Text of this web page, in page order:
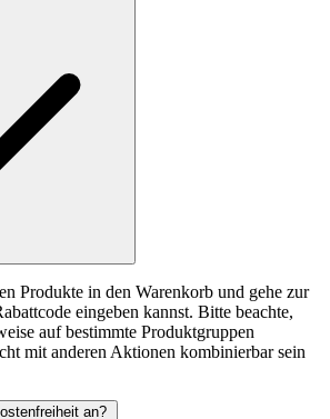
Produkte in den Warenkorb und gehe zur
eingeben kannst. Bitte beachte,
auf bestimmte Produktgruppen
mit anderen Aktionen kombinierbar sein
an?